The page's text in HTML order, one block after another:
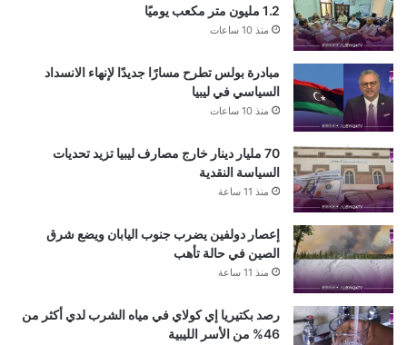
1.2 مليون متر مكعب يوميًا
منذ 10 ساعات
مبادرة بولس تطرح مسارًا جديدًا لإنهاء الانسداد
السياسي في ليبيا
منذ 10 ساعات
70 مليار دينار خارج مصارف ليبيا تزيد تحديات
السياسة النقدية
منذ 11 ساعة
إعصار دولفين يضرب جنوب اليابان ويضع شرق
الصين في حالة تأهب
منذ 11 ساعة
رصد بكتيريا إي كولاي في مياه الشرب لدي أكثر من
46% من الأسر الليبية